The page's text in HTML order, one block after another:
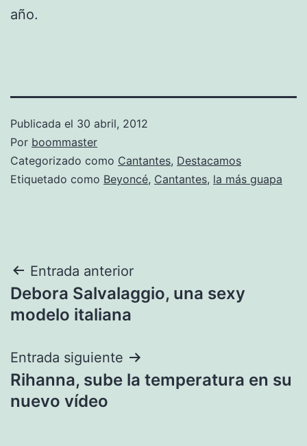
año.
Publicada el 30 abril, 2012
Por boommaster
Categorizado como Cantantes, Destacamos
Etiquetado como Beyoncé, Cantantes, la más guapa
Navegación
de
Entrada anterior
Debora Salvalaggio, una sexy
modelo italiana
Entrada siguiente
Rihanna, sube la temperatura en su
nuevo vídeo